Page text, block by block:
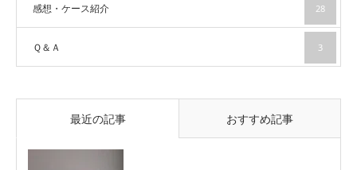
感想・ケース紹介 28
Ｑ＆Ａ 3
最近の記事 おすすめ記事